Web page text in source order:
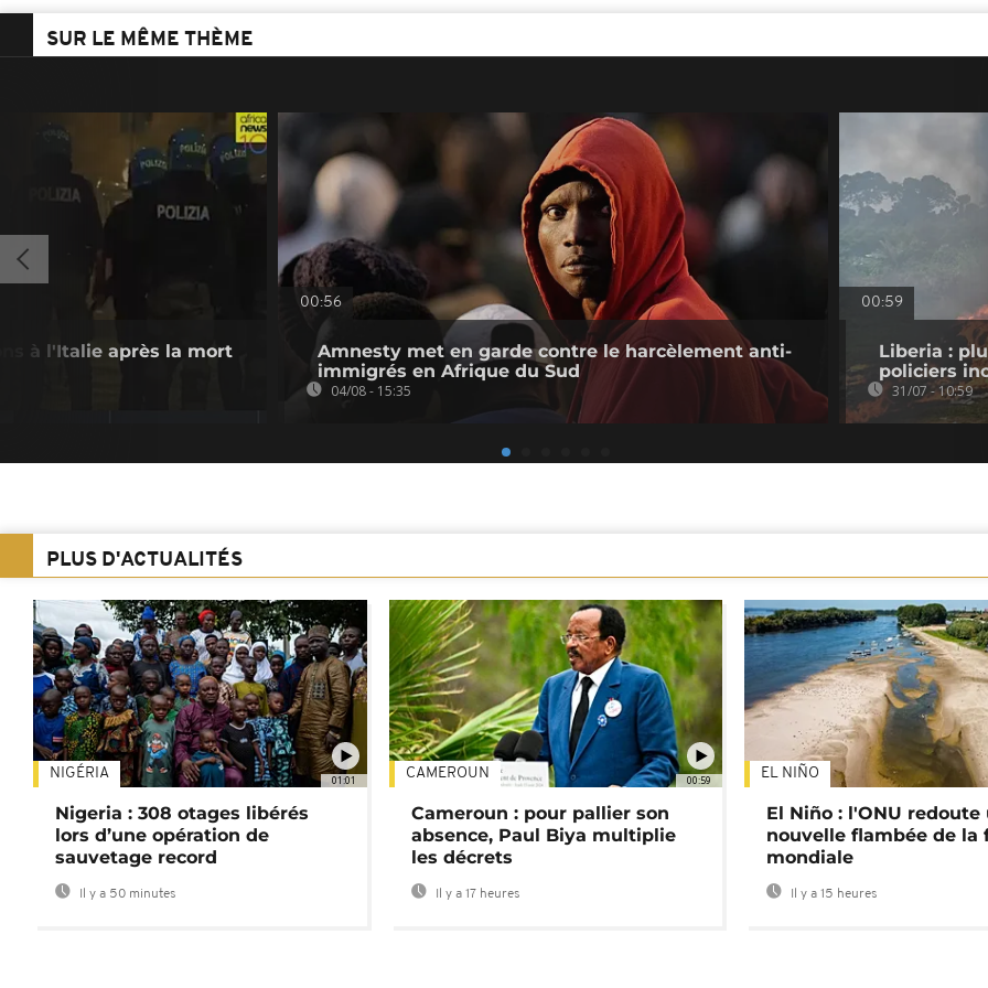
SUR LE MÊME THÈME
à l'Italie après la mort
00:56
Amnesty met en garde contre le harcèlement anti-
immigrés en Afrique du Sud
04/08 - 15:35
00:59
Liberia :
policiers
31/07 - 10:59
PLUS D'ACTUALITÉS
01:01
NIGÉRIA
Nigeria : 308 otages libérés
lors d’une opération de
sauvetage record
Il y a 50 minutes
00:59
CAMEROUN
Cameroun : pour pallier son
absence, Paul Biya multiplie
les décrets
Il y a 17 heures
EL NIÑO
El Niño : l'ONU redoute
nouvelle flambée de la
mondiale
Il y a 15 heures